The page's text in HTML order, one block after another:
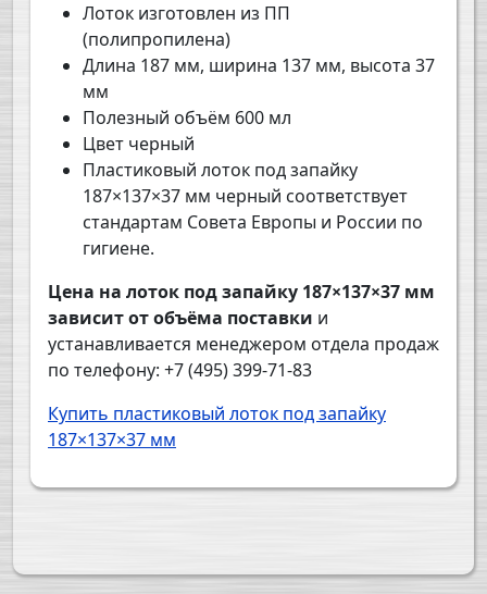
Лоток изготовлен из ПП
(полипропилена)
Длина 187 мм, ширина 137 мм, высота 37
мм
Полезный объём 600 мл
Цвет черный
Пластиковый лоток под запайку
187×137×37 мм черный соответствует
стандартам Совета Европы и России по
гигиене.
Цена на лоток под запайку 187×137×37 мм
зависит от объёма поставки и
устанавливается менеджером отдела продаж
по телефону: +7 (495) 399-71-83
Купить пластиковый лоток под запайку
187×137×37 мм